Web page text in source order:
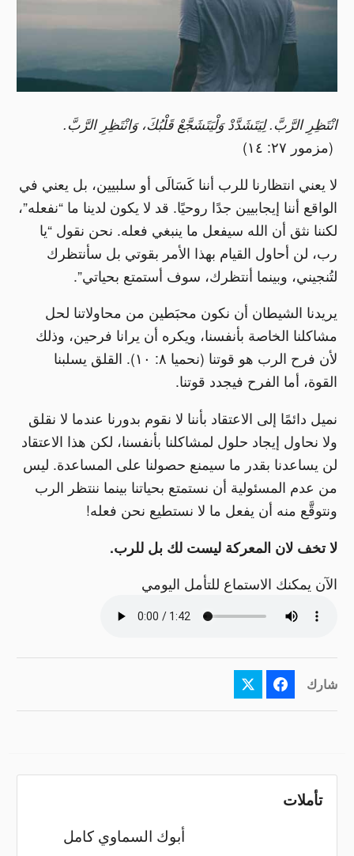
انْتَظِرِ الرَّبَّ. لِيَتَشَدَّدْ وَلْيَتَشَجَّعْ قَلْبُكَ، وَانْتَظِرِ الرَّبَّ.
(مزمور ٢٧: ١٤)
لا يعني انتظارنا للرب أننا كَسَالَى أو سلبيين، بل يعني في
الواقع أننا إيجابيين جدًا روحيًا. قد لا يكون لدينا ما “نفعله”،
لكننا نثق أن الله سيفعل ما ينبغي فعله. نحن نقول “يا
رب، لن أحاول القيام بهذا الأمر بقوتي بل سأنتظرك
لتُنجيني، وبينما أنتظرك، سوف أستمتع بحياتي”.
يريدنا الشيطان أن نكون محبَطين من محاولاتنا لحل
مشاكلنا الخاصة بأنفسنا، ويكره أن يرانا فرحين، وذلك
لأن فرح الرب هو قوتنا (نحميا ٨: ١٠). القلق يسلبنا
القوة، أما الفرح فيجدد قوتنا.
نميل دائمًا إلى الاعتقاد بأننا لا نقوم بدورنا عندما لا نقلق
ولا نحاول إيجاد حلول لمشاكلنا بأنفسنا، لكن هذا الاعتقاد
لن يساعدنا بقدر ما سيمنع حصولنا على المساعدة. ليس
من عدم المسئولية أن نستمتع بحياتنا بينما ننتظر الرب
ونتوقَّع منه أن يفعل ما لا نستطيع نحن فعله!
لا تخف لان المعركة ليست لك بل للرب.
الآن يمكنك الاستماع للتأمل اليومي
شارك
تأملات
أبوك السماوي كامل